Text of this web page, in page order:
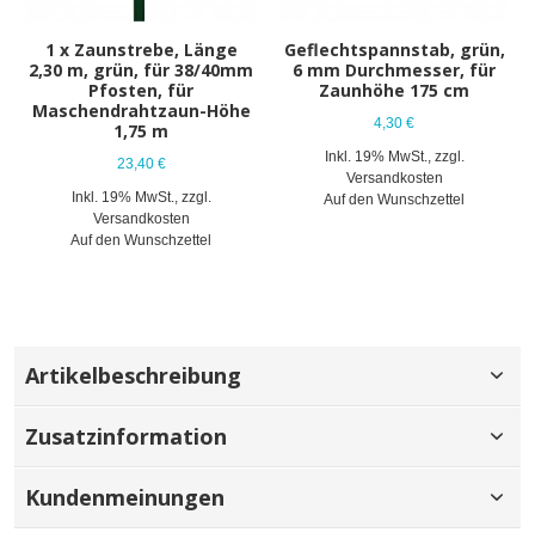
1 x Zaunstrebe, Länge
2,30 m, grün, für 38/40mm
Pfosten, für
Maschendrahtzaun-Höhe
1,75 m
23,40 €
Inkl. 19% MwSt.
zzgl.
Versandkosten
Auf den Wunschzettel
Geflechtspannstab, grün,
6 mm Durchmesser, für
Zaunhöhe 175 cm
4,30 €
Inkl. 19% MwSt.
zzgl.
Versandkosten
Auf den Wunschzettel
Artikelbeschreibung
Zusatzinformation
Kundenmeinungen